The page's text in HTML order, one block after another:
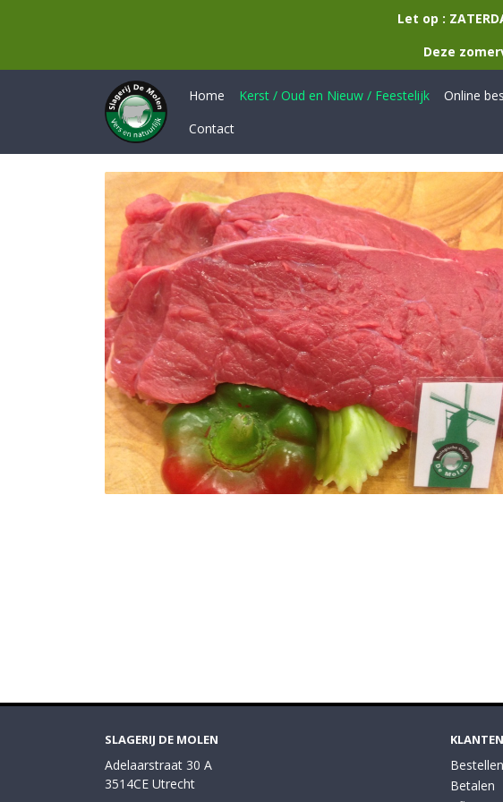
Let op :
Deze
Home Kerst / Oud en Nieuw / Feestelijk Online
Contact
SLAGERIJ DE MOLEN
Adelaarstraat 30 A
3514CE Utrecht
Bestellen
Betalen